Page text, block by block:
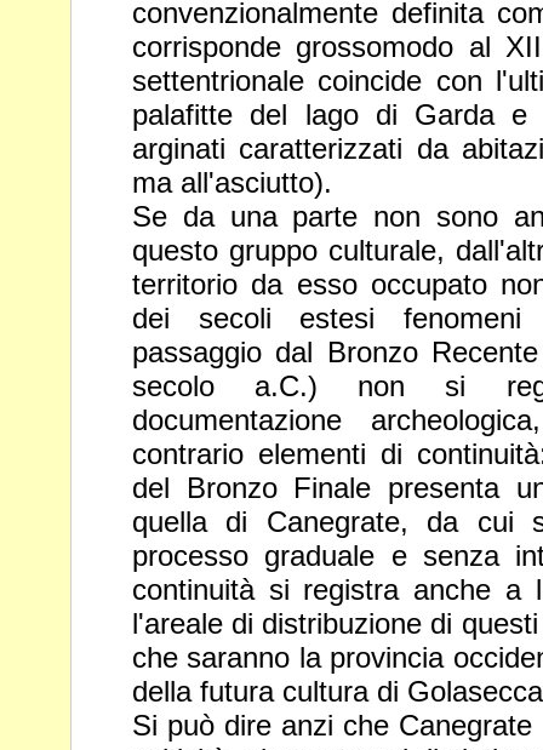
convenzionalmente definita
corrisponde grossomodo al
settentrionale coincide con
palafitte del lago di Garda e
arginati caratterizzati da
ma all'asciutto).
Se da una parte non sono
questo gruppo culturale,
territorio da esso occupato
dei secoli estesi
passaggio dal Bronzo
secolo a.C.) non si
documentazione
contrario elementi di
del Bronzo Finale presenta
quella di Canegrate, da cui
processo graduale e senza
continuità si registra anche a
l'areale di distribuzione di
che saranno la provincia
della futura cultura di
Si può dire anzi che